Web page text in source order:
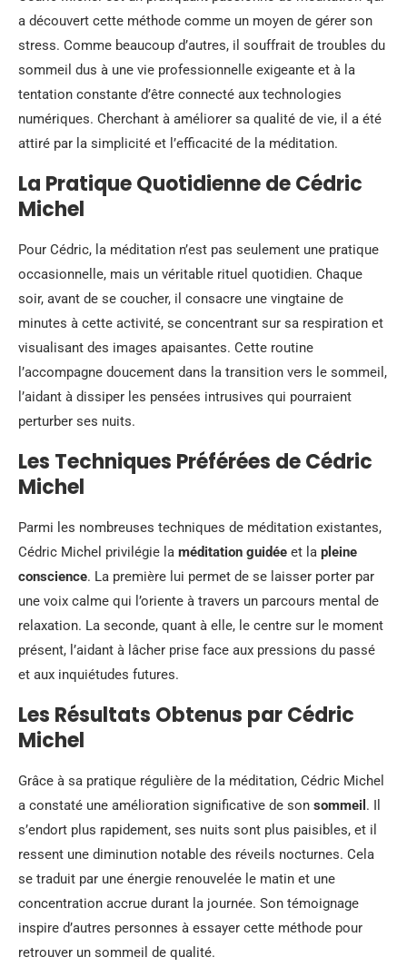
a découvert cette méthode comme un moyen de gérer son
stress. Comme beaucoup d’autres, il souffrait de troubles du
sommeil dus à une vie professionnelle exigeante et à la
tentation constante d’être connecté aux technologies
numériques. Cherchant à améliorer sa qualité de vie, il a été
attiré par la simplicité et l’efficacité de la méditation.
La Pratique Quotidienne de Cédric
Michel
Pour Cédric, la méditation n’est pas seulement une pratique
occasionnelle, mais un véritable rituel quotidien. Chaque
soir, avant de se coucher, il consacre une vingtaine de
minutes à cette activité, se concentrant sur sa respiration et
visualisant des images apaisantes. Cette routine
l’accompagne doucement dans la transition vers le sommeil,
l’aidant à dissiper les pensées intrusives qui pourraient
perturber ses nuits.
Les Techniques Préférées de Cédric
Michel
Parmi les nombreuses techniques de méditation existantes,
Cédric Michel privilégie la méditation guidée et la pleine
conscience. La première lui permet de se laisser porter par
une voix calme qui l’oriente à travers un parcours mental de
relaxation. La seconde, quant à elle, le centre sur le moment
présent, l’aidant à lâcher prise face aux pressions du passé
et aux inquiétudes futures.
Les Résultats Obtenus par Cédric
Michel
Grâce à sa pratique régulière de la méditation, Cédric Michel
a constaté une amélioration significative de son sommeil . Il
s’endort plus rapidement, ses nuits sont plus paisibles, et il
ressent une diminution notable des réveils nocturnes. Cela
se traduit par une énergie renouvelée le matin et une
concentration accrue durant la journée. Son témoignage
inspire d’autres personnes à essayer cette méthode pour
retrouver un sommeil de qualité.